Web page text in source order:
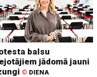
balsu
jādomā jauni
© DIENA